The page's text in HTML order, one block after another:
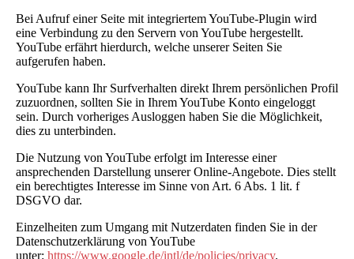
Bei Aufruf einer Seite mit integriertem YouTube-Plugin wird
eine Verbindung zu den Servern von YouTube hergestellt.
YouTube erfährt hierdurch, welche unserer Seiten Sie
aufgerufen haben.
YouTube kann Ihr Surfverhalten direkt Ihrem persönlichen Profil
zuzuordnen, sollten Sie in Ihrem YouTube Konto eingeloggt
sein. Durch vorheriges Ausloggen haben Sie die Möglichkeit,
dies zu unterbinden.
Die Nutzung von YouTube erfolgt im Interesse einer
ansprechenden Darstellung unserer Online-Angebote. Dies stellt
ein berechtigtes Interesse im Sinne von Art. 6 Abs. 1 lit. f
DSGVO dar.
Einzelheiten zum Umgang mit Nutzerdaten finden Sie in der
Datenschutzerklärung von YouTube
unter: https://www.google.de/intl/de/policies/privacy.